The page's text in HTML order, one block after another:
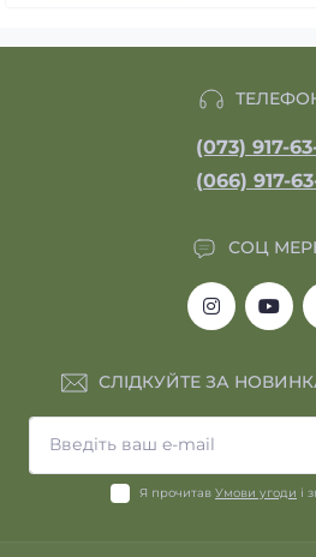
(073) 917-
(066) 917-
СОЦ
СЛІДКУЙТЕ ЗА
Я прочитав Умови угоди і